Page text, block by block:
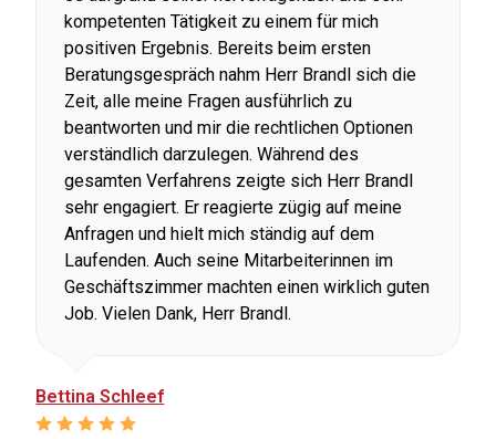
Bettina Schleef
kompetenten Tätigkeit zu einem für mich
positiven Ergebnis. Bereits beim ersten
Beratungsgespräch nahm Herr Brandl sich die
Zeit, alle meine Fragen ausführlich zu
beantworten und mir die rechtlichen Optionen
verständlich darzulegen. Während des
gesamten Verfahrens zeigte sich Herr Brandl
sehr engagiert. Er reagierte zügig auf meine
Anfragen und hielt mich ständig auf dem
Laufenden. Auch seine Mitarbeiterinnen im
Geschäftszimmer machten einen wirklich guten
Job. Vielen Dank, Herr Brandl.